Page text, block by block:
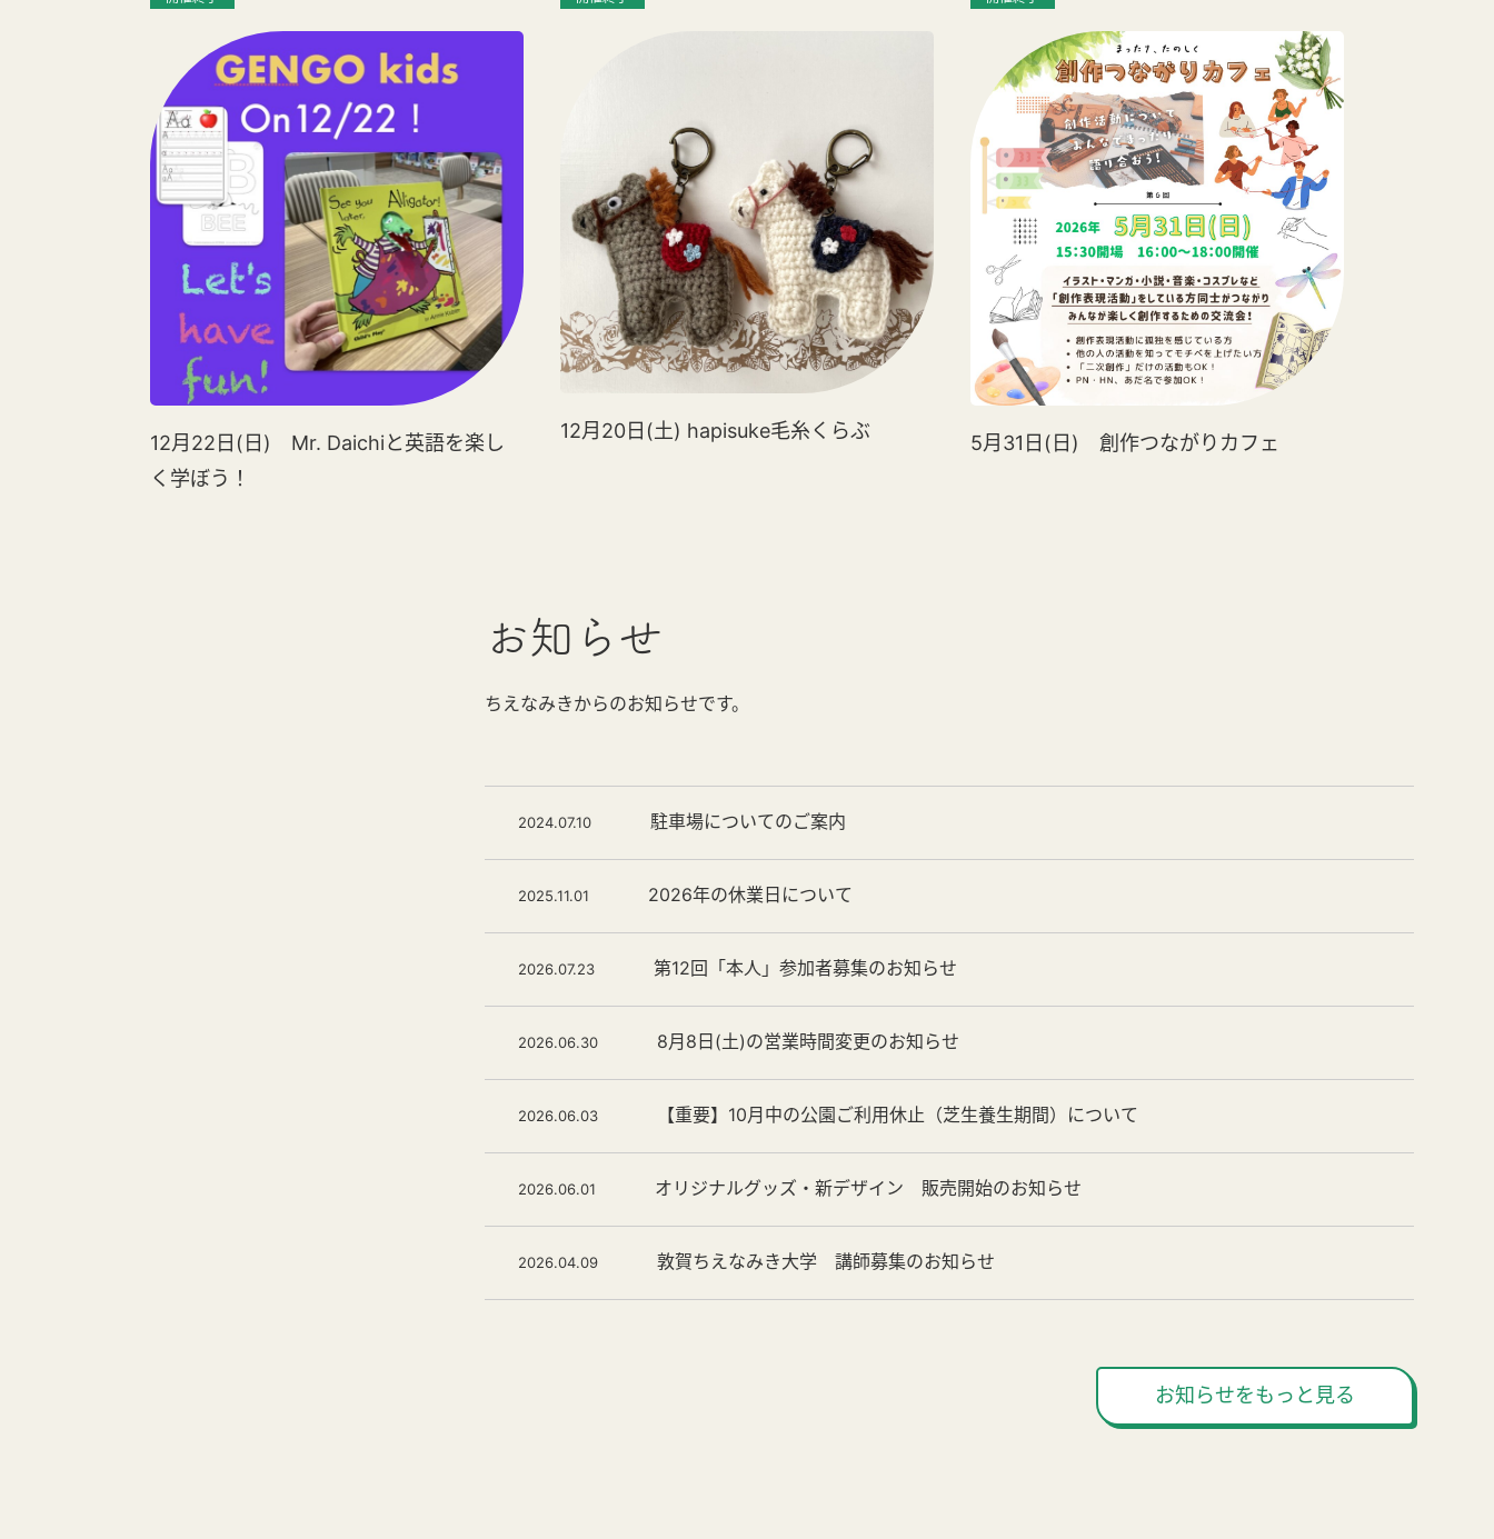
12月22日(日) Mr. Daichiと英語を楽し
く学ぼう！
12月20日(土) hapisuke毛糸くらぶ
5月31日(日) 創作つながりカフェ
お知らせ
ちえなみきからのお知らせです。
2024.07.10 駐車場についてのご案内
2025.11.01 2026年の休業日について
2026.07.23 第12回「本人」参加者募集のお知らせ
2026.06.30 8月8日(土)の営業時間変更のお知らせ
2026.06.03 【重要】10月中の公園ご利用休止（芝生養生期間）について
2026.06.01 オリジナルグッズ・新デザイン 販売開始のお知らせ
2026.04.09 敦賀ちえなみき大学 講師募集のお知らせ
お知らせをもっと見る